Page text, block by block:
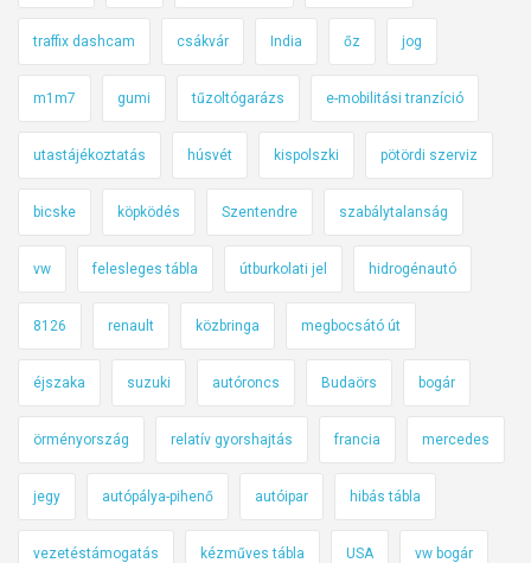
traffix dashcam csákvár India őz jog
m1m7 gumi tűzoltógarázs e-mobilitási tranzíció
utastájékoztatás húsvét kispolszki pötördi szerviz
bicske köpködés Szentendre szabálytalanság
vw felesleges tábla útburkolati jel hidrogénautó
8126 renault közbringa megbocsátó út
éjszaka suzuki autóroncs Budaörs bogár
örményország relatív gyorshajtás francia mercedes
jegy autópálya-pihenő autóipar hibás tábla
vezetéstámogatás kézműves tábla USA vw bogár